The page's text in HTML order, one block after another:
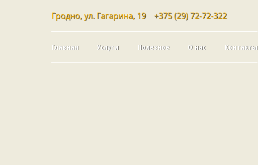
Гродно, ул. Гагарина, 19 +375 (29) 72-72-322
Главная Услуги Полезное О нас Контакты